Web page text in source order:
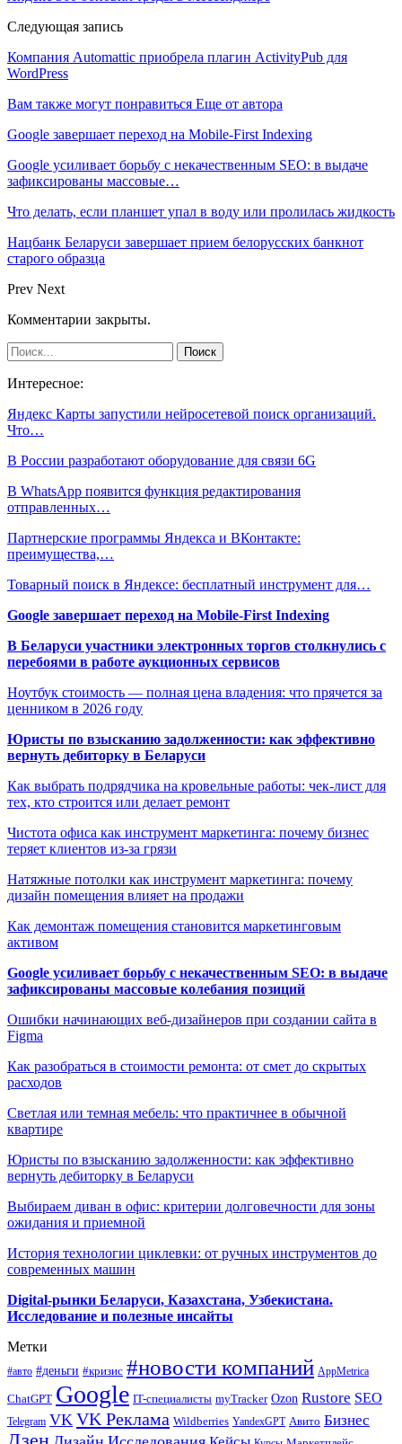
Следующая запись
Компания Automattic приобрела плагин ActivityPub для
WordPress
Вам также могут понравиться Еще от автора
Google завершает переход на Mobile-First Indexing
Google усиливает борьбу с некачественным SEO: в выдаче
зафиксированы массовые…
Что делать, если планшет упал в воду или пролилась жидкость
Нацбанк Беларуси завершает прием белорусских банкнот
старого образца
Prev Next
Комментарии закрыты.
Интересное:
Яндекс Карты запустили нейросетевой поиск организаций.
Что…
В России разработают оборудование для связи 6G
В WhatsApp появится функция редактирования
отправленных…
Партнерские программы Яндекса и ВКонтакте:
преимущества,…
Товарный поиск в Яндексе: бесплатный инструмент для…
Google завершает переход на Mobile-First Indexing
В Беларуси участники электронных торгов столкнулись с
перебоями в работе аукционных сервисов
Ноутбук стоимость — полная цена владения: что прячется за
ценником в 2026 году
Юристы по взысканию задолженности: как эффективно
вернуть дебиторку в Беларуси
Как выбрать подрядчика на кровельные работы: чек-лист для
тех, кто строится или делает ремонт
Чистота офиса как инструмент маркетинга: почему бизнес
теряет клиентов из-за грязи
Натяжные потолки как инструмент маркетинга: почему
дизайн помещения влияет на продажи
Как демонтаж помещения становится маркетинговым
активом
Google усиливает борьбу с некачественным SEO: в выдаче
зафиксированы массовые колебания позиций
Ошибки начинающих веб-дизайнеров при создании сайта в
Figma
Как разобраться в стоимости ремонта: от смет до скрытых
расходов
Светлая или темная мебель: что практичнее в обычной
квартире
Юристы по взысканию задолженности: как эффективно
вернуть дебиторку в Беларуси
Выбираем диван в офис: критерии долговечности для зоны
ожидания и приемной
История технологии циклевки: от ручных инструментов до
современных машин
Digital-рынки Беларуси, Казахстана, Узбекистана.
Исследование и полезные инсайты
Метки
#авто #деньги #кризис #новости компаний AppMetrica
ChatGPT Google IT-специалисты myTracker Ozon Rustore SEO
Telegram VK VK Реклама Wildberries YandexGPT Авито Бизнес